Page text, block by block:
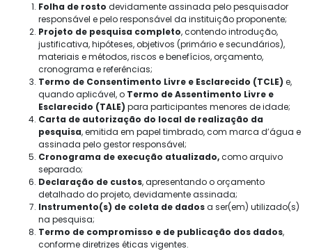
Folha de rosto devidamente assinada pelo pesquisador
responsável e pelo responsável da instituição proponente;
Projeto de pesquisa completo, contendo introdução,
justificativa, hipóteses, objetivos (primário e secundários),
materiais e métodos, riscos e benefícios, orçamento,
cronograma e referências;
Termo de Consentimento Livre e Esclarecido (TCLE) e,
quando aplicável, o Termo de Assentimento Livre e
Esclarecido (TALE) para participantes menores de idade;
Carta de autorização do local de realização da
pesquisa, emitida em papel timbrado, com marca d’água e
assinada pelo gestor responsável;
Cronograma de execução atualizado,como arquivo
separado;
Declaração de custos, apresentando o orçamento
detalhado do projeto, devidamente assinada;
Instrumento(s) de coleta de dadosa ser(em) utilizado(s)
na pesquisa;
Termo de compromisso e de publicação dos dados,
conforme diretrizes éticas vigentes.